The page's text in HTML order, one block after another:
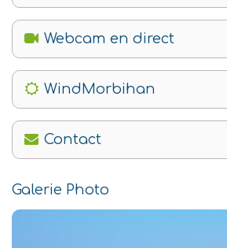
Webcam en direct
WindMorbihan
Contact
Galerie Photo